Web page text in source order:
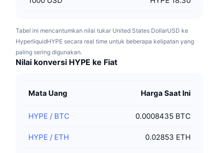
Tabel ini mencantumkan nilai tukar United States DollarUSD ke
HyperliquidHYPE secara real time untuk beberapa kelipatan yang
paling sering digunakan.
Nilai konversi HYPE ke Fiat
Mata Uang Harga Saat Ini
HYPE / BTC 0.0008435 BTC
HYPE / ETH 0.02853 ETH